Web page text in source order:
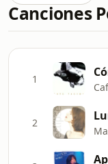
Canciones
1
2